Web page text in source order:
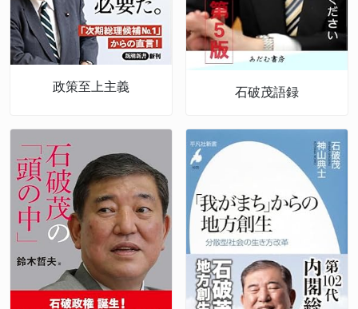
政策至上主義 石破茂語録